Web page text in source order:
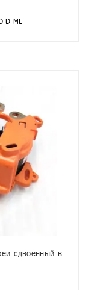
D ML
сдвоенный в